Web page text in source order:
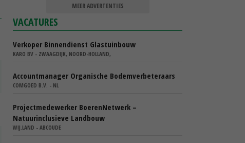
MEER ADVERTENTIES
VACATURES
Verkoper Binnendienst Glastuinbouw
KARO BV - ZWAAGDIJK, NOORD-HOLLAND,
Accountmanager Organische Bodemverbeteraars
COMGOED B.V. - NL
Projectmedewerker BoerenNetwerk –
Natuurinclusieve Landbouw
WIJ.LAND - ABCOUDE